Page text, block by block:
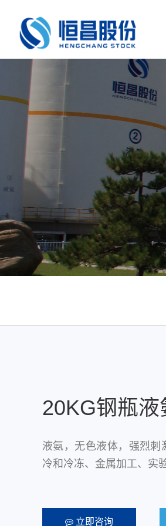
20KG钢瓶液
液氨，无色液体，强烈刺
冷和冷冻、金属加工、实
立即咨询